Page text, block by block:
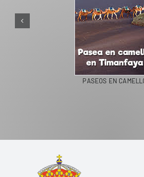
PASEOS EN CAMELLO